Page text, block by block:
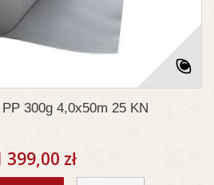
PP 300g 4,0x50m 25 KN
399,00 zł